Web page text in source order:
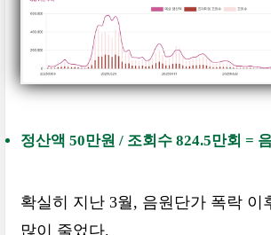
정산액 50만원 / 조회수 824.5만회 =
확실히 지난 3월, 음원단가 폭락 이
많이 줄었다.